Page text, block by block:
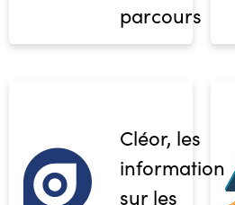
parcours
Cléor, les
informations
sur les